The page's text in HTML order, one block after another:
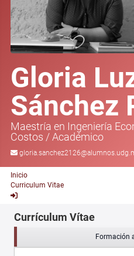
Gloria
Sánchez
Maestría en Ingeniería
Costos /Académico
Inicio
Curriculum Vitae
Currículum Vítae
Formación